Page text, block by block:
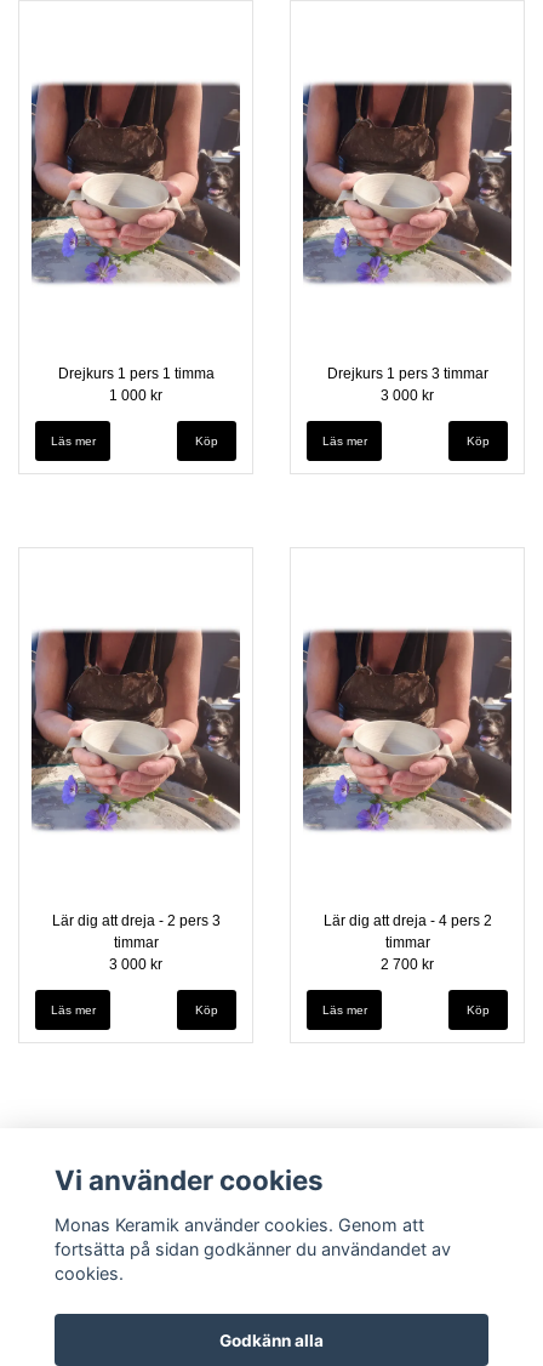
Drejkurs 1 pers 1 timma
1 000 kr
Läs mer
Drejkurs 1 pers 3 timmar
3 000 kr
Läs mer
Lär dig att dreja - 2 pers 3
timmar
3 000 kr
Läs mer
Lär dig att dreja - 4 pers 2
timmar
2 700 kr
Läs mer
Vi använder cookies
Monas Keramik använder cookies. Genom att
fortsätta på sidan godkänner du användandet av
cookies.
Godkänn alla